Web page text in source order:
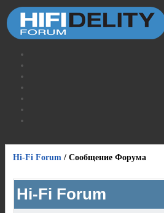
Hi-Fi Forum / Сообщение Форума
Hi-Fi Forum